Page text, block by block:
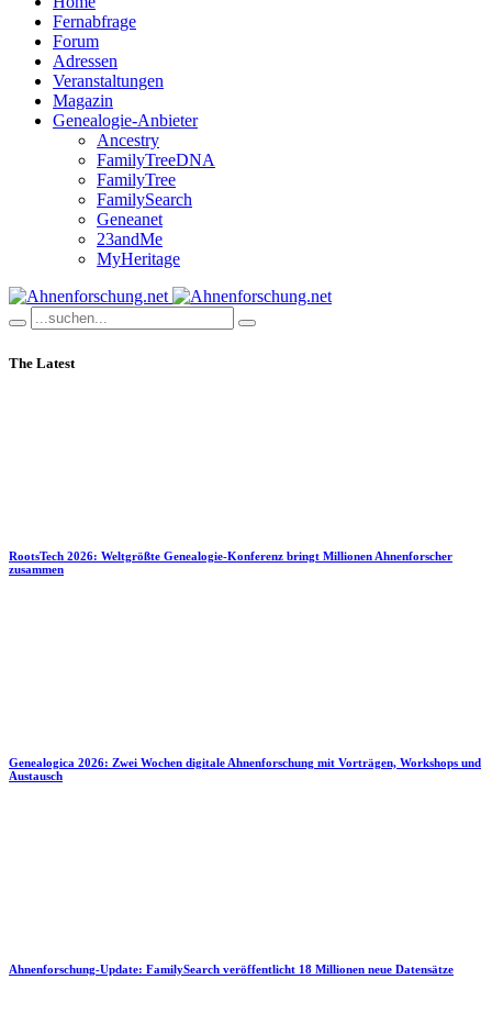
Fernabfrage
Forum
Adressen
Veranstaltungen
Magazin
Genealogie-Anbieter
Ancestry
FamilyTreeDNA
FamilyTree
FamilySearch
Geneanet
23andMe
MyHeritage
The Latest
RootsTech 2026: Weltgrößte Genealogie-Konferenz bringt Millionen Ahnenforscher
zusammen
Genealogica 2026: Zwei Wochen digitale Ahnenforschung mit Vorträgen, Workshops und
Austausch
Ahnenforschung-Update: FamilySearch veröffentlicht 18 Millionen neue Datensätze